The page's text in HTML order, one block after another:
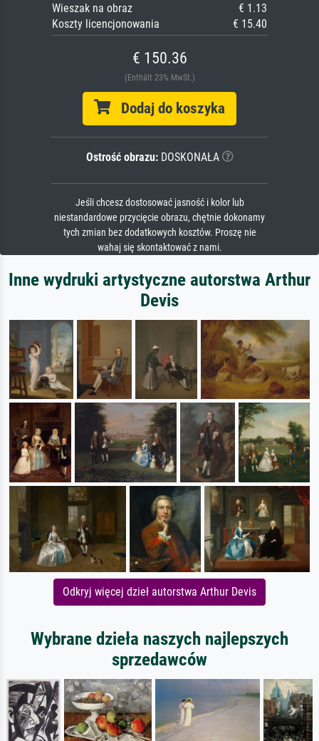
Wieszak na obraz
€ 1.13
Koszty licencjonowania
€ 15.40
€ 150.36
(Enthält 23% MwSt.)
Dodaj do koszyka
Ostrość obrazu:DOSKONAŁA
Jeśli chcesz dostosować jasność i kolor lub
niestandardowe przycięcie obrazu, chętnie dokonamy
tych zmian bez dodatkowych kosztów. Proszę nie
wahaj się skontaktować z nami.
Inne wydruki artystyczne autorstwa Arthur
Devis
Odkryj więcej dzieł autorstwa Arthur Devis
Wybrane dzieła naszych najlepszych
sprzedawców